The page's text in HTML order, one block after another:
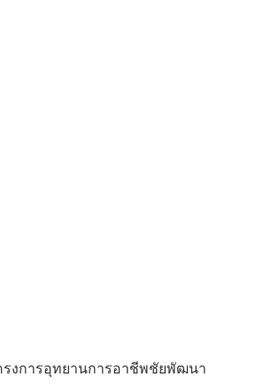
รงการอุทยานการอาชีพชัยพัฒนา